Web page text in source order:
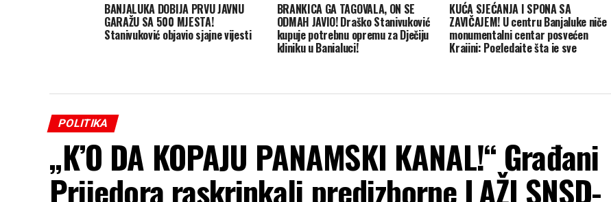
BANJALUKA DOBIJA PRVU JAVNU
GARAŽU SA 500 MJESTA!
Stanivuković objavio sjajne vijesti
BRANKICA GA TAGOVALA, ON SE
ODMAH JAVIO! Draško Stanivuković
kupuje potrebnu opremu za Dječiju
kliniku u Banjaluci!
KUĆA SJEĆANJA I SPONA SA
ZAVIČAJEM! U centru Banjaluke niče
monumentalni centar posvećen
Krajini: Pogledajte šta je sve
POLITIKA
„K’O DA KOPAJU PANAMSKI KANAL!“ Građani
Prijedora raskrinkali predizborne LAŽI SNSD-